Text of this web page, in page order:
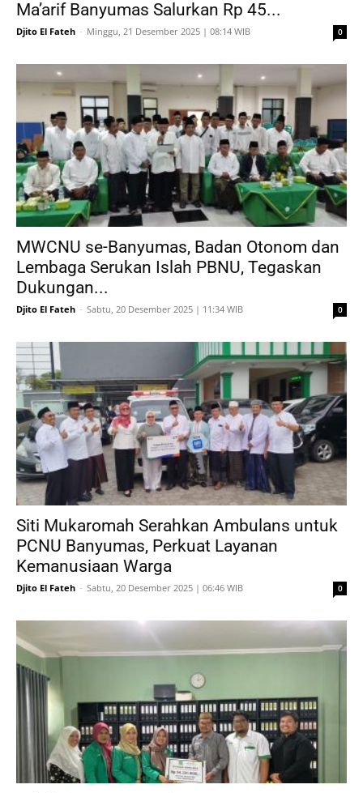
Ma’arif Banyumas Salurkan Rp 45...
Djito El Fateh - Minggu, 21 Desember 2025 | 08:14 WIB 0
MWCNU se-Banyumas, Badan Otonom dan
Lembaga Serukan Islah PBNU, Tegaskan
Dukungan...
Djito El Fateh - Sabtu, 20 Desember 2025 | 11:34 WIB 0
Siti Mukaromah Serahkan Ambulans untuk
PCNU Banyumas, Perkuat Layanan
Kemanusiaan Warga
Djito El Fateh - Sabtu, 20 Desember 2025 | 06:46 WIB 0